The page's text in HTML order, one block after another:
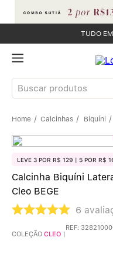
TUDO
Buscar produtos
Calcinhas Biquíni
LEVE 3 POR R$ 129 | 5 POR R$
Calcinha Biquíni
Cleo BEGE
6
COLEÇÃO CLEO |
REF:
TERMOS MAIS
1º Sutiãs
2º Calcinhas
3º Sutiã Bojo
4 º Conjunto